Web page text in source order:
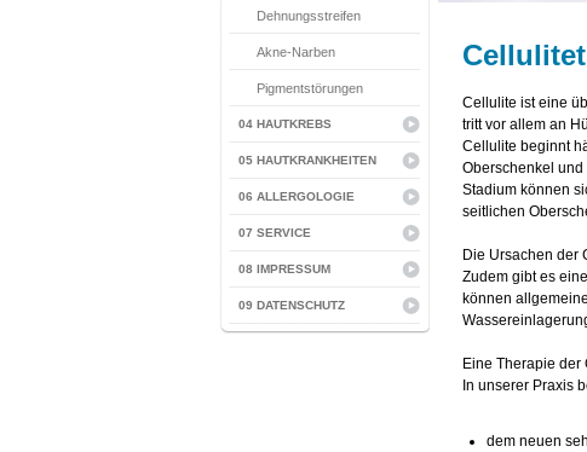
Cellulite ist eine
tritt vor allem an
Cellulite beginnt
Oberschenkel
Stadium können
seitlichen
Die Ursachen der
Zudem gibt es
können
Eine Therapie
In unserer Praxis
dem neuen
Dehnungsstreifen
Akne-Narben
Pigmentstörungen
04 HAUTKREBS
05 HAUTKRANKHEITEN
06 ALLERGOLOGIE
07 SERVICE
08 IMPRESSUM
09 DATENSCHUTZ